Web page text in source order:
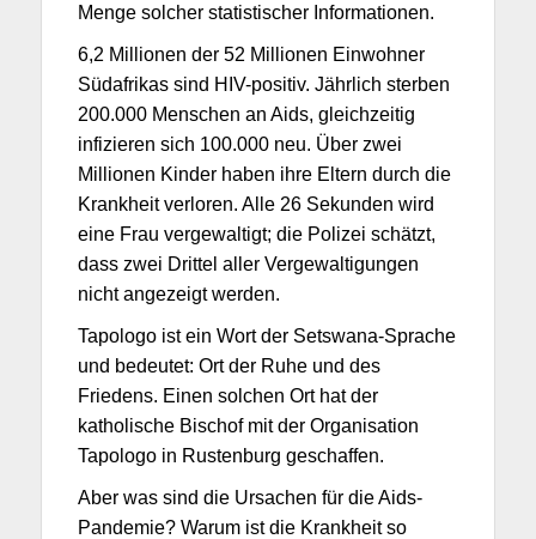
Menge solcher statistischer Informationen.
6,2 Millionen der 52 Millionen Einwohner
Südafrikas sind HIV-positiv. Jährlich sterben
200.000 Menschen an Aids, gleichzeitig
infizieren sich 100.000 neu. Über zwei
Millionen Kinder haben ihre Eltern durch die
Krankheit verloren. Alle 26 Sekunden wird
eine Frau vergewaltigt; die Polizei schätzt,
dass zwei Drittel aller Vergewaltigungen
nicht angezeigt werden.
Tapologo ist ein Wort der Setswana-Sprache
und bedeutet: Ort der Ruhe und des
Friedens. Einen solchen Ort hat der
katholische Bischof mit der Organisation
Tapologo in Rustenburg geschaffen.
Aber was sind die Ursachen für die Aids-
Pandemie? Warum ist die Krankheit so